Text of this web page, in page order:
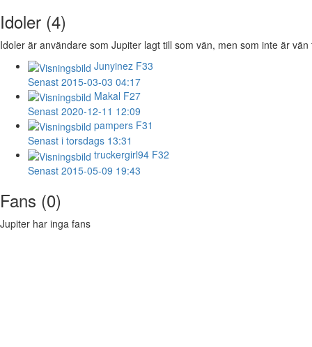
Idoler (4)
Idoler är användare som Jupiter lagt till som vän, men som inte är vän
Junyinez F33
Senast 2015-03-03 04:17
Makal F27
Senast 2020-12-11 12:09
pampers F31
Senast i torsdags 13:31
truckergirl94 F32
Senast 2015-05-09 19:43
Fans (0)
Jupiter har inga fans